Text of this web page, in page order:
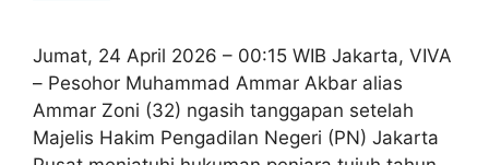
Jumat, 24 April 2026 – 00:15 WIB Jakarta, VIVA
– Pesohor Muhammad Ammar Akbar alias
Ammar Zoni (32) ngasih tanggapan setelah
Majelis Hakim Pengadilan Negeri (PN) Jakarta